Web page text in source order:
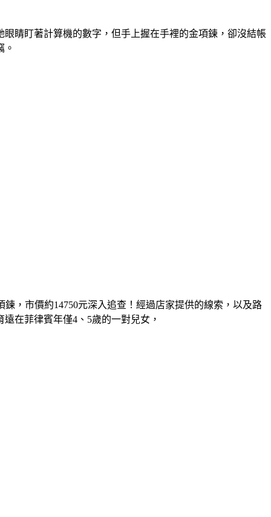
睛盯著計算機的數字，但手上握在手裡的金項鍊，卻沒結帳
。
，市價約14750元深入追查！經過店家提供的線索，以及路
在菲律賓年僅4、5歲的一對兒女，